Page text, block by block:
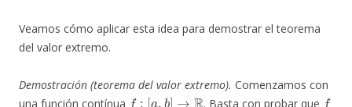
Veamos cómo aplicar esta idea para demostrar el teorema
del valor extremo.
Demostración (teorema del valor extremo). Comenzamos con
una función contínua
f:[a, b]→ R
. Basta con probar que
f